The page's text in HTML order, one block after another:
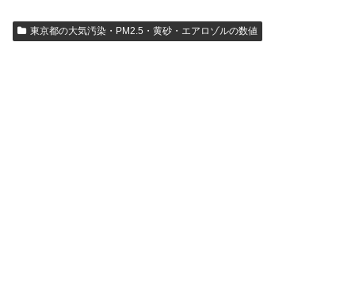
東京都の大気汚染・PM2.5・黄砂・エアロゾルの数値